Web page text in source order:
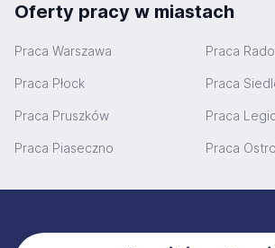
Oferty pracy w miastach
Praca Warszawa Praca
Praca Płock Praca
Praca Pruszków Praca
Praca Piaseczno Praca